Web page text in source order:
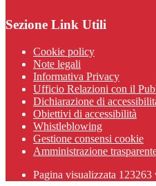
Sezione Link Utili
Cookie policy
Note legali
Informativa Privacy
Ufficio Relazioni con il
Dichiarazione di
Obiettivi di accessibilità
Whistleblowing
Gestione consensi cookie
Amministrazione
Pagina visualizzata 123263